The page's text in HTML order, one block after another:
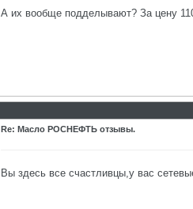
А их вообще подделывают? За цену
Re: Масло РОСНЕФТЬ отзывы.
Вы здесь все счастливцы,у вас